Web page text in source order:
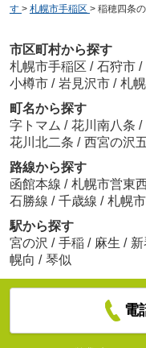
す > 札幌市手稲区 > 稲穂四条
市区町村から探す
札幌市手稲区 / 石狩市 /
小樽市 / 岩見沢市 / 札
町名から探す
字トマム / 花川南八条 /
花川北二条 / 西宮の沢
路線から探す
函館本線 / 札幌市営東
石勝線 / 千歳線 / 札幌
駅から探す
宮の沢 / 手稲 / 麻生 /
幌向 / 琴似
電